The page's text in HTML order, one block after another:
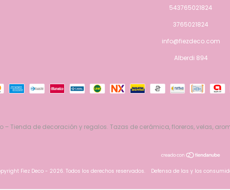
543765021824
3765021824
info@fiezdeco.com
Alberdi 894
– Tienda de decoración y regalos. Tazas de cerámica, floreros, velas,
Fiez Deco - 2026. Todos los derechos reservados. Defensa de las y los